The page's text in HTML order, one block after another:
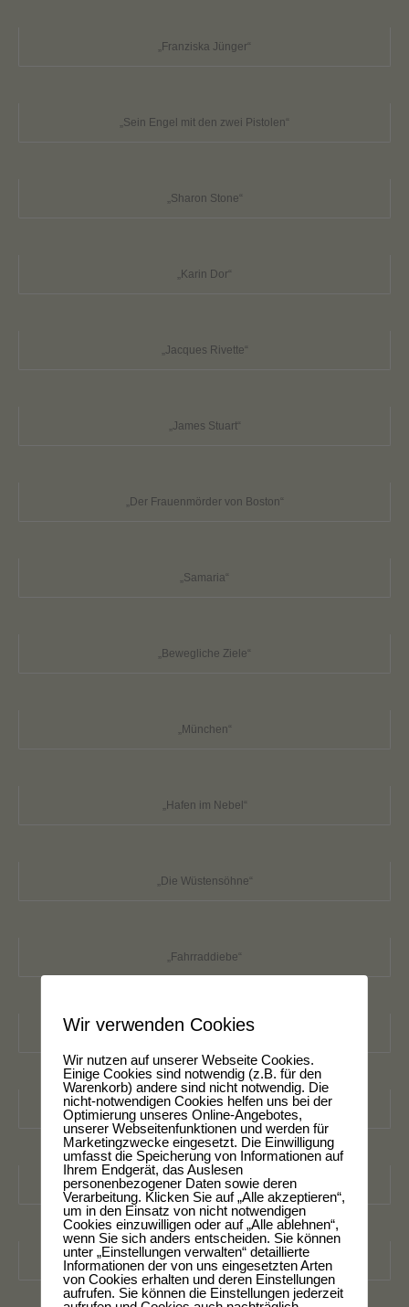
„Franziska Jünger“
„Sein Engel mit den zwei Pistolen“
„Sharon Stone“
„Karin Dor“
„Jacques Rivette“
„James Stuart“
„Der Frauenmörder von Boston“
„Samaria“
„Bewegliche Ziele“
„München“
„Hafen im Nebel“
„Die Wüstensöhne“
„Fahrraddiebe“
„Die grellen Lichter der Großstadt“
„Walk the line“
„Jeanne Moreau“
„Jean-Paul Belmondo“
Wir verwenden Cookies
Wir nutzen auf unserer Webseite Cookies.
Einige Cookies sind notwendig (z.B. für den
Warenkorb) andere sind nicht notwendig. Die
nicht-notwendigen Cookies helfen uns bei der
Optimierung unseres Online-Angebotes,
unserer Webseitenfunktionen und werden für
Marketingzwecke eingesetzt. Die Einwilligung
umfasst die Speicherung von Informationen auf
Ihrem Endgerät, das Auslesen
personenbezogener Daten sowie deren
Verarbeitung. Klicken Sie auf „Alle akzeptieren“,
um in den Einsatz von nicht notwendigen
Cookies einzuwilligen oder auf „Alle ablehnen“,
wenn Sie sich anders entscheiden. Sie können
unter „Einstellungen verwalten“ detaillierte
Informationen der von uns eingesetzten Arten
von Cookies erhalten und deren Einstellungen
aufrufen. Sie können die Einstellungen jederzeit